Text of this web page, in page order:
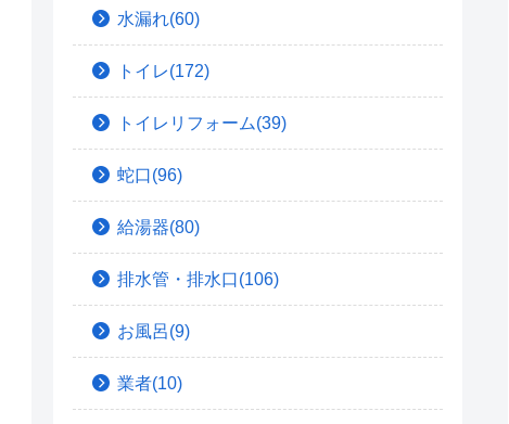
水漏れ(60)
トイレ(172)
トイレリフォーム(39)
蛇口(96)
給湯器(80)
排水管・排水口(106)
お風呂(9)
業者(10)